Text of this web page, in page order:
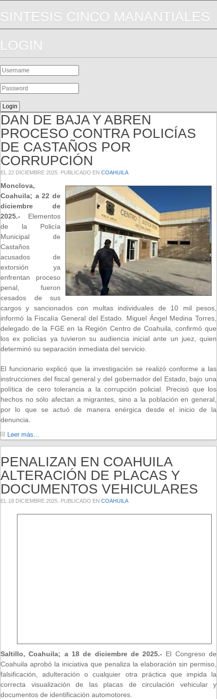
SÍNTESIS CINCO MANANTIALES
LOGIN
DAN DE BAJA Y ABREN
PROCESO CONTRA POLICÍAS
DE CASTAÑOS POR
CORRUPCIÓN
EL 22 DICIEMBRE 2025 . PUBLICADO EN COAHUILA
Monclova,
Coahuila; a 22 de
diciembre de
2025.- Elementos
de la Policía
Municipal de
Castaños
acusados de
extorsión ya
enfrentan proceso
penal, fueron
cesados de sus
cargos y sancionados con multas individuales de 10 mil pesos,
informó la Fiscalía General del Estado. Miguel Ángel Medina Torres,
delegado de la FGE en la Región Centro de Coahuila, confirmó que
los ex policías ya tuvieron su audiencia inicial ante un juez, quien
determinó su separación inmediata del servicio.
El funcionario explicó que la investigación se realizó conforme a las
instrucciones del fiscal general y del gobernador del Estado, bajo una
política de cero tolerancia a la corrupción policial. Precisó que los
hechos no sólo afectan a migrantes, sino a la población en general,
por lo que se actuó de manera enérgica desde el inicio de la
denuncia.
Leer más...
PENALIZAN EN COAHUILA
ALTERACIÓN DE PLACAS Y
DOCUMENTOS VEHICULARES
EL 18 DICIEMBRE 2025 . PUBLICADO EN COAHUILA
Saltillo, Coahuila; a 18 de diciembre de 2025.- El Congreso de
Coahuila aprobó la iniciativa que penaliza la elaboración sin permiso,
falsificación, adulteración o cualquier otra práctica que impida la
correcta visualización de las placas de circulación vehicular y
documentos de identificación automotores.